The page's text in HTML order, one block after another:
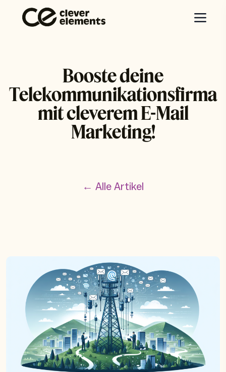
Booste deine
Telekommunikationsfirma
mit cleverem E-Mail
Marketing!
← Alle Artikel